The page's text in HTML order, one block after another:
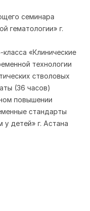
семинара
гематологии» г.
«Клинические
технологии
стволовых
(36 часов)
повышении
стандарты
у детей» г. Астана